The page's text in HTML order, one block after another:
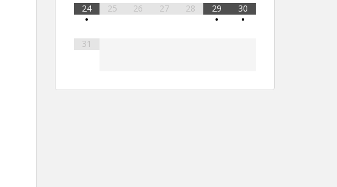
24
•
25 26 27 28
29
•
30
•
31